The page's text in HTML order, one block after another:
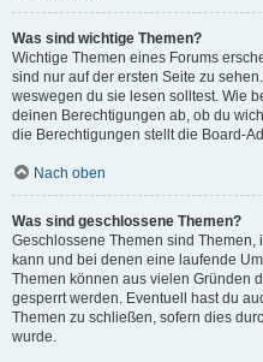
Was sind wichtige Themen?
Wichtige Themen eines Forums
sind nur auf der ersten Seite zu
weswegen du sie lesen solltest. Wie
deinen Berechtigungen ab, ob du
die Berechtigungen stellt die Board-
Nach oben
Was sind geschlossene Themen?
Geschlossene Themen sind
kann und bei denen eine laufende
Themen können aus vielen Gründen
gesperrt werden. Eventuell hast du
Themen zu schließen, sofern dies
wurde.